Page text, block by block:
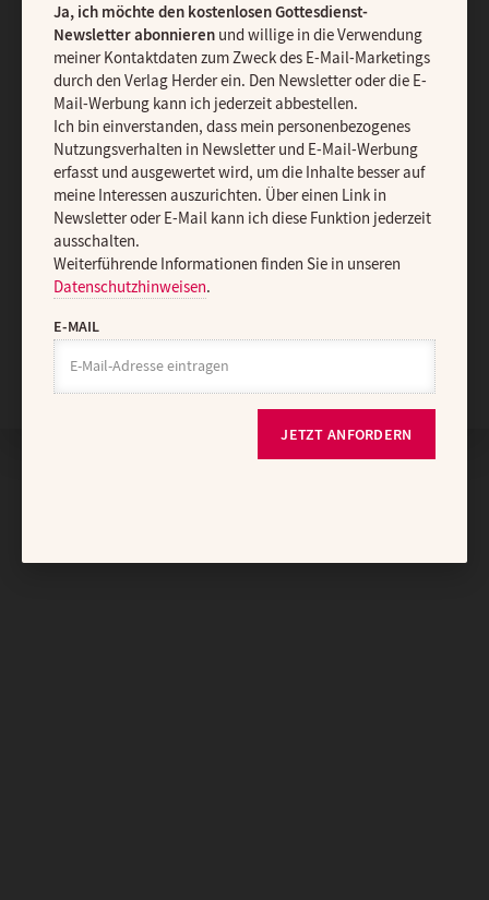
Impressum
Vertrag widerrufen Abo online kündigen
Nach oben
Ja, ich möchte den kostenlosen Gottesdienst-
Newsletter abonnierenund willige in die Verwendung
meiner Kontaktdaten zum Zweck des E-Mail-Marketings
durch den Verlag Herder ein. Den Newsletter oder die E-
Mail-Werbung kann ich jederzeit abbestellen.
Ich bin einverstanden, dass mein personenbezogenes
Nutzungsverhalten in Newsletter und E-Mail-Werbung
erfasst und ausgewertet wird, um die Inhalte besser auf
meine Interessen auszurichten. Über einen Link in
Newsletter oder E-Mail kann ich diese Funktion jederzeit
ausschalten.
Weiterführende Informationen finden Sie in unseren
Datenschutzhinweisen.
E-MAIL
JETZT ANFORDERN